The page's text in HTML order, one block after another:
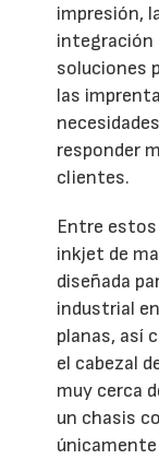
impresión,
integración
soluciones
las
responder
clientes.
Entre
inkjet de
diseñada
industrial
planas, así
el cabezal
muy cerca
un chasis